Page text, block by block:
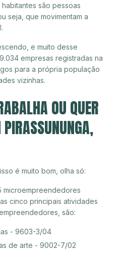
são pessoas
seja, que movimentam a
e muito desse
empresas registradas na
para a própria população
vizinhas.
OU QUER
é muito bom, olha só:
microempreendedores
cinco principais atividades
são:
- 9603-3/04
de arte - 9002-7/02